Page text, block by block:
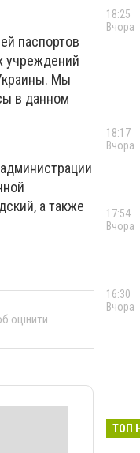
паспортов
учреждений
Мы
в данном
а также
оцінити
18:25
Вчора
18:17
Вчора
17:54
Вчора
16:30
Вчора
ТОП